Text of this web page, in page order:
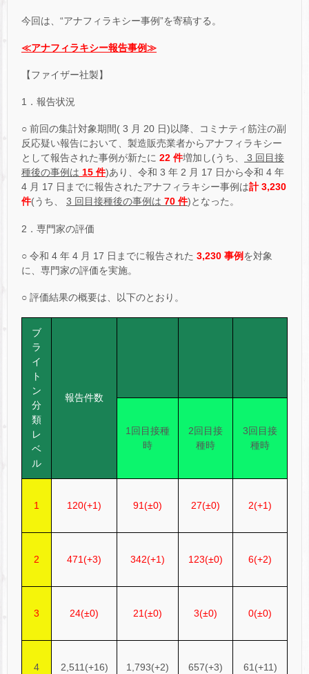
今回は、“アナフィラキシー事例”を寄稿する。
≪アナフィラキシー報告事例≫
【ファイザー社製】
1．報告状況
○ 前回の集計対象期間( 3 月 20 日)以降、コミナティ筋注の副
反応疑い報告において、製造販売業者からアナフィラキシー
として報告された事例が新たに 22 件増加し(うち、
3 回目接
種後の事例は 15 件)あり、令和 3 年 2 月 17 日から令和 4 年
4 月 17 日までに報告されたアナフィラキシー事例は計 3,230
件(うち、 3 回目接種後の事例は 70 件)となった。
2．専門家の評価
○ 令和 4 年 4 月 17 日までに報告された 3,230 事例を対象
に、専門家の評価を実施。
○ 評価結果の概要は、以下のとおり。
ブ
ラ
イ
ト
ン
分
類
レ
ベ
ル
報告件数
1回目接種
時
2回目接
種時
3回目接
種時
1 120(+1) 91(±0) 27(±0) 2(+1)
2 471(+3) 342(+1) 123(±0) 6(+2)
3 24(±0) 21(±0) 3(±0) 0(±0)
4 2,511(+16) 1,793(+2) 657(+3) 61(+11)